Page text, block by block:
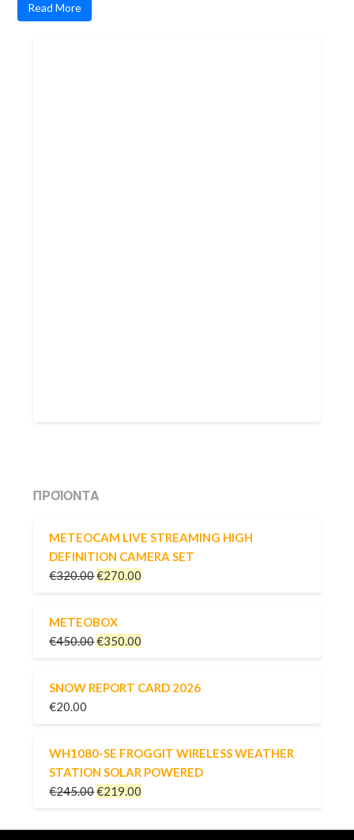
Read More
ΠΡΟΪΌΝΤΑ
METEOCAM LIVE STREAMING HIGH
DEFINITION CAMERA SET
€320.00€270.00
METEOBOX
€450.00€350.00
SNOW REPORT CARD 2026
€20.00
WH1080-SE FROGGIT WIRELESS WEATHER
STATION SOLAR POWERED
€245.00€219.00